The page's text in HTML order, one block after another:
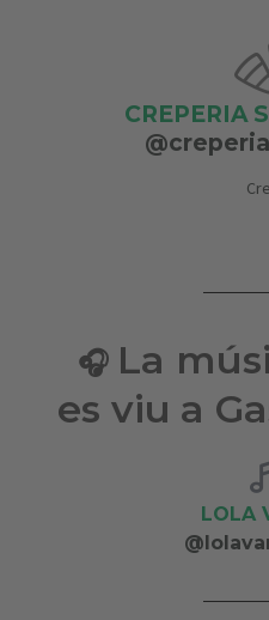
CREPERIA
🎧 La
es viu a
LOLA